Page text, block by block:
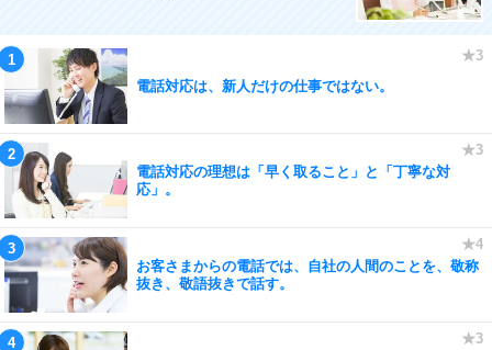
電話対応は、新人だけの仕事ではない。
電話対応の理想は「早く取ること」と「丁寧な対
応」。
お客さまからの電話では、自社の人間のことを、敬称
抜き、敬語抜きで話す。